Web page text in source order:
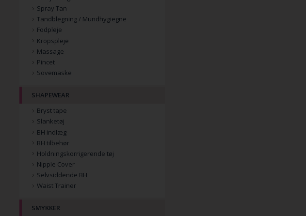
Spray Tan
Tandblegning / Mundhygiegne
Fodpleje
Kropspleje
Massage
Pincet
Sovemaske
SHAPEWEAR
Bryst tape
Slanketøj
BH indlæg
BH tilbehør
Holdningskorrigerende tøj
Nipple Cover
Selvsiddende BH
Waist Trainer
SMYKKER